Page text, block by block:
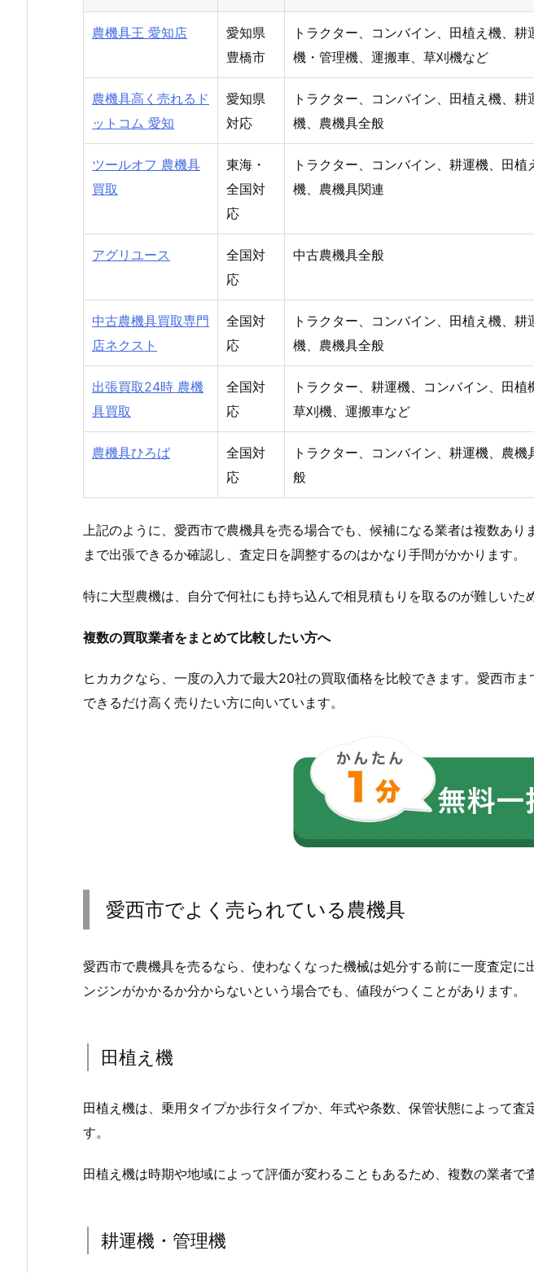
農機具王 愛知店
愛知県
豊橋市
トラクター、コンバイン、田植え機、耕
機・管理機、運搬車、草刈機など
農機具高く売れるド
ットコム 愛知
愛知県
対応
トラクター、コンバイン、田植え機、耕
機、農機具全般
ツールオフ 農機具
買取
東海・
全国対
応
トラクター、コンバイン、耕運機、田植
機、農機具関連
アグリユース
全国対
応
中古農機具全般
中古農機具買取専門
店ネクスト
全国対
応
トラクター、コンバイン、田植え機、耕
機、農機具全般
出張買取24時 農機
具買取
全国対
応
トラクター、耕運機、コンバイン、田植
草刈機、運搬車など
農機具ひろば
全国対
応
トラクター、コンバイン、耕運機、農機
般
上記のように、愛西市で農機具を売る場合でも、候補になる業者は複数あ
まで出張できるか確認し、査定日を調整するのはかなり手間がかかります。
特に大型農機は、自分で何社にも持ち込んで相見積もりを取るのが難しい
複数の買取業者をまとめて比較したい方へ
ヒカカクなら、一度の入力で最大20社の買取価格を比較できます。愛西市
できるだけ高く売りたい方に向いています。
愛西市でよく売られている農機具
愛西市で農機具を売るなら、使わなくなった機械は処分する前に一度査定
ンジンがかかるか分からないという場合でも、値段がつくことがあります。
田植え機
田植え機は、乗用タイプか歩行タイプか、年式や条数、保管状態によって
す。
田植え機は時期や地域によって評価が変わることもあるため、複数の業者で
耕運機・管理機